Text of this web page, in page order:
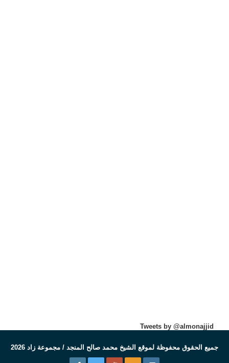
Tweets by @almonajjid
جميع الحقوق محفوظة لموقع الشيخ محمد صالح المنجد / مجموعة زاد 2026